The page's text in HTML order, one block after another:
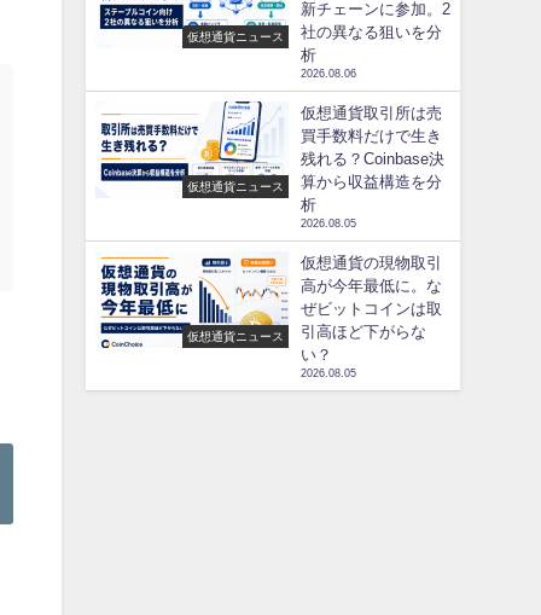
仮想通貨ニュース
新チェーンに参加。2
社の異なる狙いを分
析
2026.08.06
仮想通貨ニュース
仮想通貨取引所は売
買手数料だけで生き
残れる？Coinbase決
算から収益構造を分
析
2026.08.05
仮想通貨ニュース
仮想通貨の現物取引
高が今年最低に。な
ぜビットコインは取
引高ほど下がらな
い？
2026.08.05